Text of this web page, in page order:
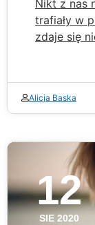
Nikt z nas
trafiały w
zdaje się
Alicja Baska
12
SIE 2020